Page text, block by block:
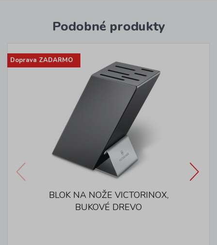
Podobné produkty
Doprava ZADARMO
BLOK NA NOŽE VICTORINOX,
BUKOVÉ DREVO